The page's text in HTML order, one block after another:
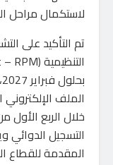
لاستكمال مراحل
تم التأكيد على
التسجيل الدوائي
المقدمة للقطاع